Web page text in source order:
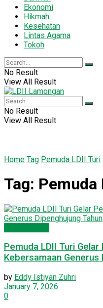
Ekonomi
Hikmah
Kesehatan
Lintas Agama
Tokoh
No Result
View All Result
No Result
View All Result
Home Tag Pemuda LDII Turi
Tag: Pemuda
Pemuda LDII Turi Gelar
Kebersamaan Generus
by Eddy Istiyan Zuhri
January 7, 2026
0